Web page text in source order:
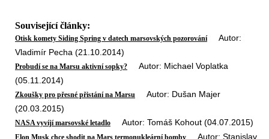
Související články:
Otisk komety Siding Spring v datech marsovských pozorováníAutor:
Vladimír Pecha (21.10.2014)
Probudí se na Marsu aktivní sopky? Autor: Michael Voplatka
(05.11.2014)
Zkoušky pro přesné přistání na Marsu Autor: Dušan Majer
(20.03.2015)
NASA vyvíjí marsovské letadlo Autor: Tomáš Kohout (04.07.2015)
Elon Musk chce shodit na Mars termonukleární bomby Autor: Stanislav